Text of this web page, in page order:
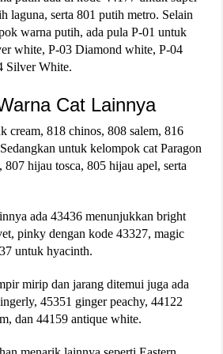
laguna, serta 801 putih metro. Selain
warna putih, ada pula P-01 untuk
white, P-03 Diamond white, P-04
Silver White.
Cat Lainnya
cream, 818 chinos, 808 salem, 816
untuk kelompok cat Paragon
hijau tosca, 805 hijau apel, serta
ada 43436 menunjukkan bright
pinky dengan kode 43327, magic
untuk hyacinth.
mirip dan jarang ditemui juga ada
45351 ginger peachy, 44122
dan 44159 antique white.